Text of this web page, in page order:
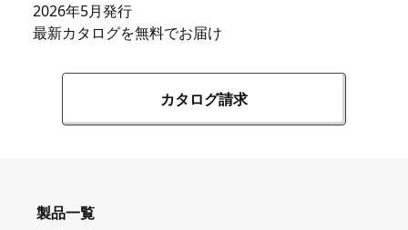
2026年5月発行
最新カタログを無料でお届け
カタログ請求
製品一覧